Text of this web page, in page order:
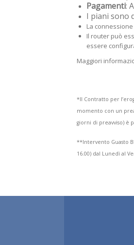
Pagamenti:
I piani sono
La
Il router può
essere
Maggiori
*Il Contratto per
momento con un
giorni di preavviso) è
**Intervento Guasto
16.00) dal Lunedì al